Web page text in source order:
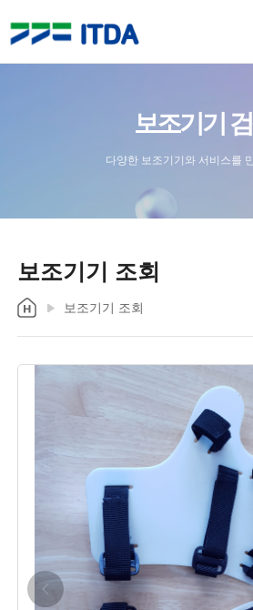
보조기기
다양한 보조기기와 서비스를
보조기기 조회
보조기기 조회